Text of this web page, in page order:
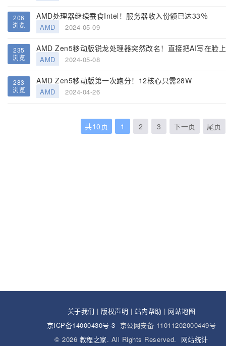
206
浏览
AMD处理器继续蚕食Intel！服务器收入份额已达33％
AMD 2024-05-09
235
浏览
AMD Zen5移动版锐龙处理器突然改名！直接把AI写在脸上
AMD 2024-05-08
283
浏览
AMD Zen5移动版第一次跑分！12核心只需28W
AMD 2024-04-26
共10页 1 2 3 下一页 尾页
关于我们 | 版权声明 | 站内帮助 | 网站地图
京ICP备14000430号-3 京公网安备 11011202000449号
© 2026 教程之家. All Rights Reserved. 网站统计